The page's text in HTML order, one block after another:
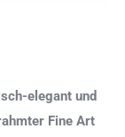
elegant und
Fine Art